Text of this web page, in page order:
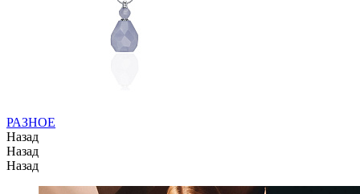
РАЗНОЕ
Назад
Назад
Назад